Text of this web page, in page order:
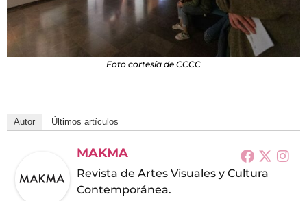
Foto cortesía de CCCC
Autor Últimos artículos
MAKMA
Revista de Artes Visuales y Cultura
Contemporánea.